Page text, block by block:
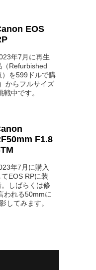
EOS
年7月に再生
（Refurbished
）を599ドルで購
からフルサイズ
中です。
F1.8
年7月に購入
てEOS RPに装
。しばらくは修
われる50mmに
してみます。